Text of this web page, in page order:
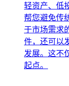
轻资产、低
帮您避免传
于市场需求
件，还可以
发展。这不
起点。